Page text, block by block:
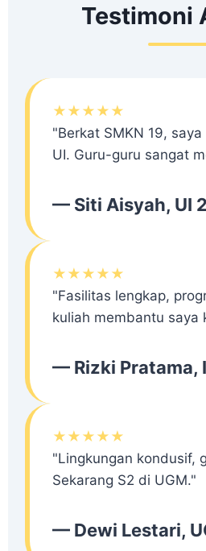
Testimoni
★★★★★
"Berkat SMKN 19,
UI. Guru-guru sangat
— Siti Aisyah, UI
★★★★★
"Fasilitas lengkap,
kuliah membantu saya
— Rizki Pratama,
★★★★★
"Lingkungan kondusif,
Sekarang S2 di UGM."
— Dewi Lestari,